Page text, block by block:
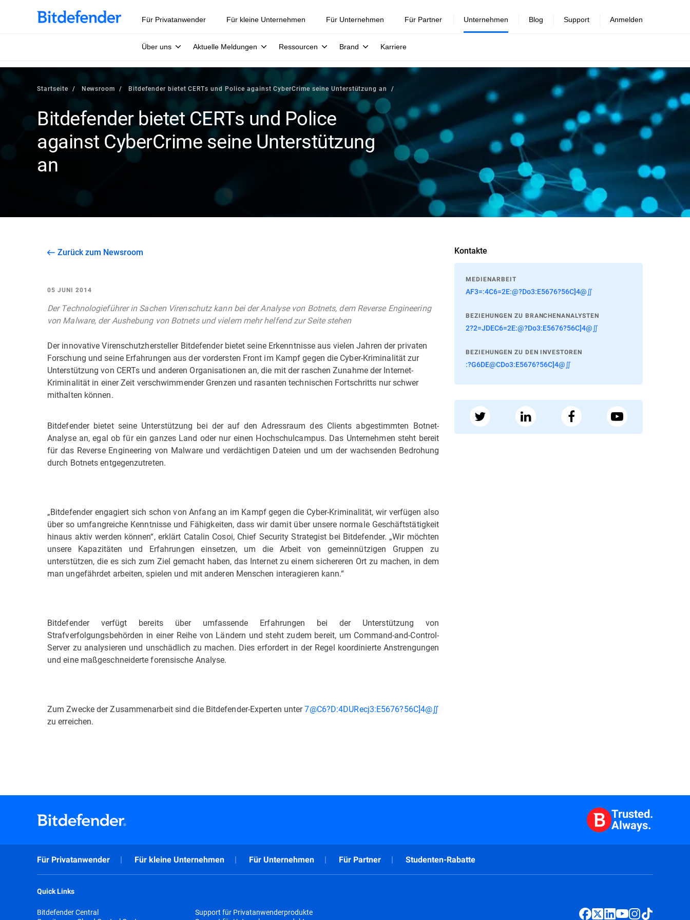
Für Privatanwender Für kleine Unternehmen Für Unternehmen Für Partner Unternehmen
Über uns Aktuelle Meldungen Ressourcen Brand Karriere
Blog Support Anmelden
Startseite Newsroom Bitdefender bietet CERTs und Police against CyberCrime seine Unterstützung an
Bitdefender bietet CERTs und Police
against CyberCrime seine Unterstützung
an
Zurück zum Newsroom
05 JUNI 2014
Der Technologieführer in Sachen Virenschutz kann bei der Analyse von Botnets, dem Reverse Engineering
von Malware, der Aushebung von Botnets und vielem mehr helfend zur Seite stehen
Der innovative Virenschutzhersteller Bitdefender bietet seine Erkenntnisse aus vielen Jahren der privaten
Forschung und seine Erfahrungen aus der vordersten Front im Kampf gegen die Cyber-Kriminalität zur
Unterstützung von CERTs und anderen Organisationen an, die mit der raschen Zunahme der Internet-
Kriminalität in einer Zeit verschwimmender Grenzen und rasanten technischen Fortschritts nur schwer
mithalten können.
Bitdefender bietet seine Unterstützung bei der auf den Adressraum des Clients abgestimmten Botnet-
Analyse an, egal ob für ein ganzes Land oder nur einen Hochschulcampus. Das Unternehmen steht bereit
für das Reverse Engineering von Malware und verdächtigen Dateien und um der wachsenden Bedrohung
durch Botnets entgegenzutreten.
„Bitdefender engagiert sich schon von Anfang an im Kampf gegen die Cyber-Kriminalität, wir verfügen also
über so umfangreiche Kenntnisse und Fähigkeiten, dass wir damit über unsere normale Geschäftstätigkeit
hinaus aktiv werden können“, erklärt Catalin Cosoi, Chief Security Strategist bei Bitdefender. „Wir möchten
unsere Kapazitäten und Erfahrungen einsetzen, um die Arbeit von gemeinnützigen Gruppen zu
unterstützen, die es sich zum Ziel gemacht haben, das Internet zu einem sichereren Ort zu machen, in dem
man ungefährdet arbeiten, spielen und mit anderen Menschen interagieren kann.“
Bitdefender verfügt bereits über umfassende Erfahrungen bei der Unterstützung von
Strafverfolgungsbehörden in einer Reihe von Ländern und steht zudem bereit, um Command-and-Control-
Server zu analysieren und unschädlich zu machen. Dies erfordert in der Regel koordinierte Anstrengungen
und eine maßgeschneiderte forensische Analyse.
Zum Zwecke der Zusammenarbeit sind die Bitdefender-Experten unter7@C6?D:4DURecj3:E5676?56C]4@∬
zu erreichen.
Kontakte
MEDIENARBEIT
AF3=:4C6=2E:@?Do3:E5676?56C]4@∬
BEZIEHUNGEN ZU BRANCHENANALYSTEN
2?2=JDEC6=2E:@?Do3:E5676?56C]4@∬
BEZIEHUNGEN ZU DEN INVESTOREN
:?G6DE@CDo3:E5676?56C]4@∬
Trusted.
Always.
Für Privatanwender Für kleine Unternehmen Für Unternehmen Für Partner Studenten-Rabatte
Quick Links
Bitdefender Central
Support für Privatanwenderprodukte